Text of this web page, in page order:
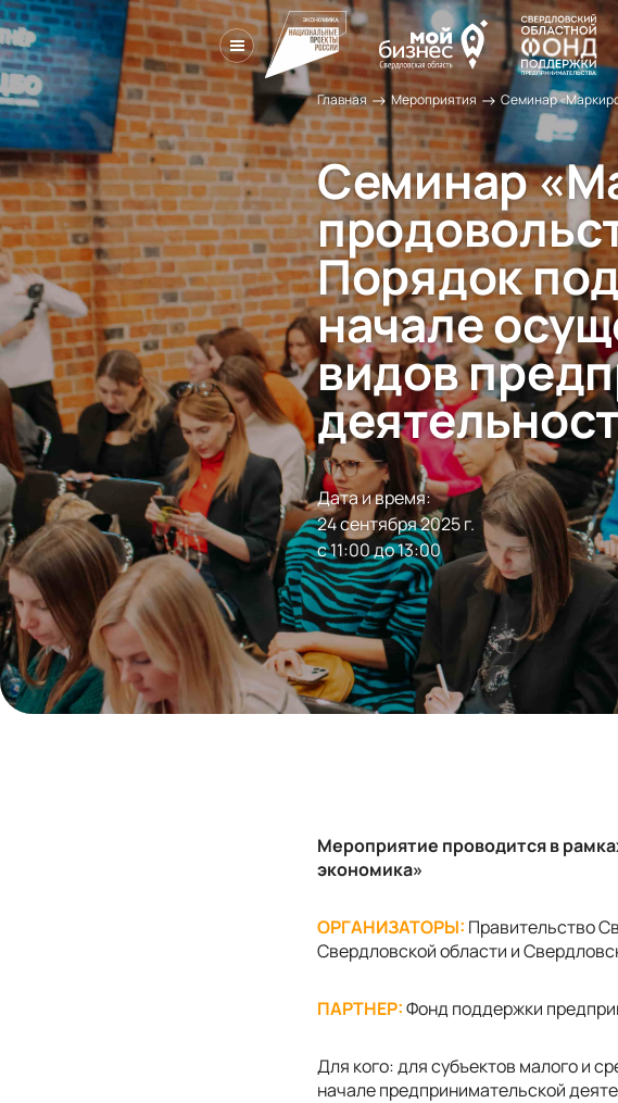
Главная→ Мероприятия →
Семинар
Порядок
начале
видов
Дата и время:
24 сентября 2025 г.
с 11:00 до 13:00
Мероприятие проводится в
экономика»
ОРГАНИЗАТОРЫ: Правительство
Свердловской области и
ПАРТНЕР:Фонд поддержки
Для кого: для субъектов малого и
начале предпринимательской